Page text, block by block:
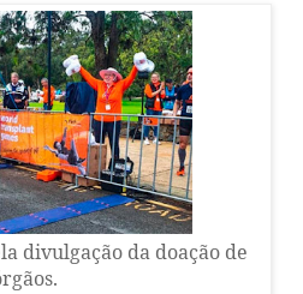
divulgação da doação de